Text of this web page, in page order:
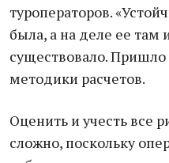
туроператоров.
была, а на деле ее там
существовало. Пришло
методики расчетов.
Оценить и учесть все
сложно, поскольку